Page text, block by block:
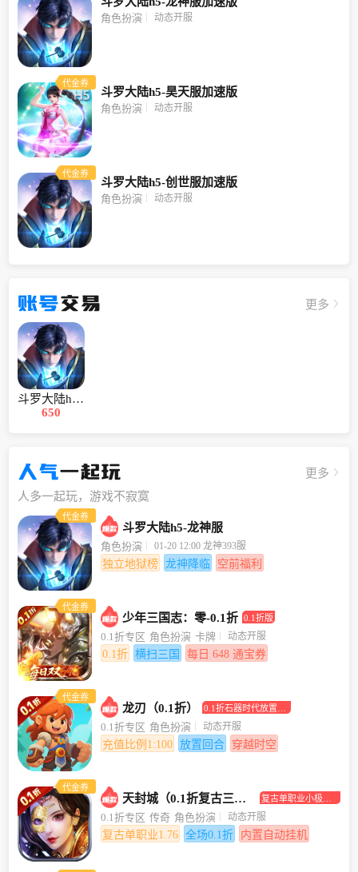
角色扮演 动态开服
代金券
斗罗大陆h5-昊天服加速版
角色扮演 动态开服
代金券
斗罗大陆h5-创世服加速版
角色扮演 动态开服
账号交易 更多
斗罗大陆h5-龙神服
650
人气一起玩
更多
人多一起玩，游戏不寂寞
代金券
斗罗大陆h5-龙神服
角色扮演 01-20 12:00 龙神393服
独立地狱榜 龙神降临 空前福利
代金券
少年三国志：零-0.1折 0.1折版
0.1折专区 角色扮演 卡牌 动态开服
0.1折 横扫三国 每日 648 通宝券
代金券
龙刃（0.1折）
0.1折石器时代放置回
合挂机手游
0.1折专区 角色扮演 动态开服
充值比例1:100 放置回合 穿越时空
代金券
天封城（0.1折复古三职业）
复古单职业小极品
传奇手游
0.1折专区 传奇 角色扮演 动态开服
复古单职业1.76 全场0.1折 内置自动挂机